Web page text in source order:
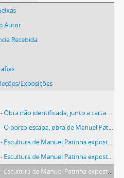
Autor
Recebida
Exposições
não identificada, junto a carta de Manolo Mateos
O porco escapa, obra de Manuel Patinha
de Manuel Patinha exposta no Ateneo de Ferrol
de Manuel Patinha exposta no Ateneo de Ferrol
de Manuel Patinha exposta no Ateneo de Ferrol